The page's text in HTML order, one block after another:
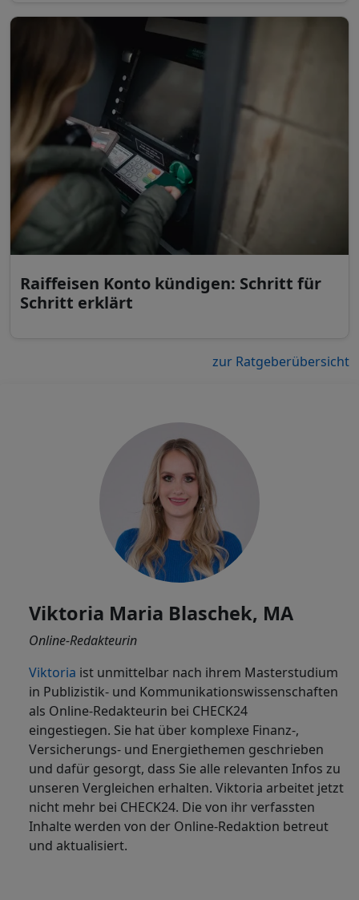
Raiffeisen Konto kündigen: Schritt für
Schritt erklärt
zur Ratgeberübersicht
Viktoria Maria Blaschek, MA
Online-Redakteurin
Viktoria ist unmittelbar nach ihrem Masterstudium
in Publizistik- und Kommunikationswissenschaften
als Online-Redakteurin bei CHECK24
eingestiegen. Sie hat über komplexe Finanz-,
Versicherungs- und Energiethemen geschrieben
und dafür gesorgt, dass Sie alle relevanten Infos zu
unseren Vergleichen erhalten. Viktoria arbeitet jetzt
nicht mehr bei CHECK24. Die von ihr verfassten
Inhalte werden von der Online-Redaktion betreut
und aktualisiert.